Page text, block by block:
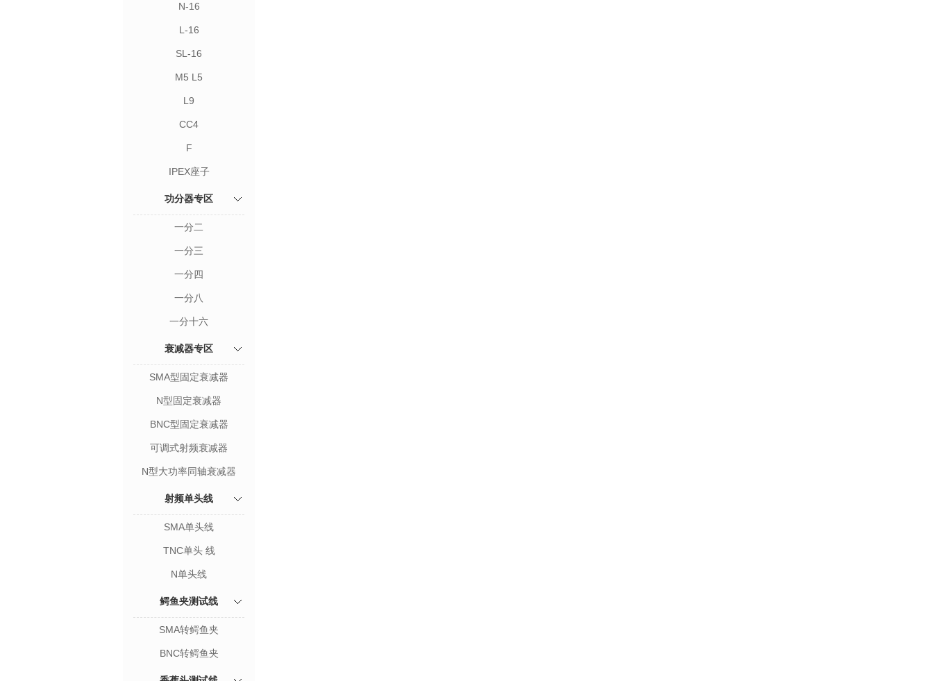
N-16
L-16
SL-16
M5 L5
L9
CC4
F
IPEX座子
功分器专区
一分二
一分三
一分四
一分八
一分十六
衰减器专区
SMA型固定衰减器
N型固定衰减器
BNC型固定衰减器
可调式射频衰减器
N型大功率同轴衰减器
射频单头线
SMA单头线
TNC单头 线
N单头线
鳄鱼夹测试线
SMA转鳄鱼夹
BNC转鳄鱼夹